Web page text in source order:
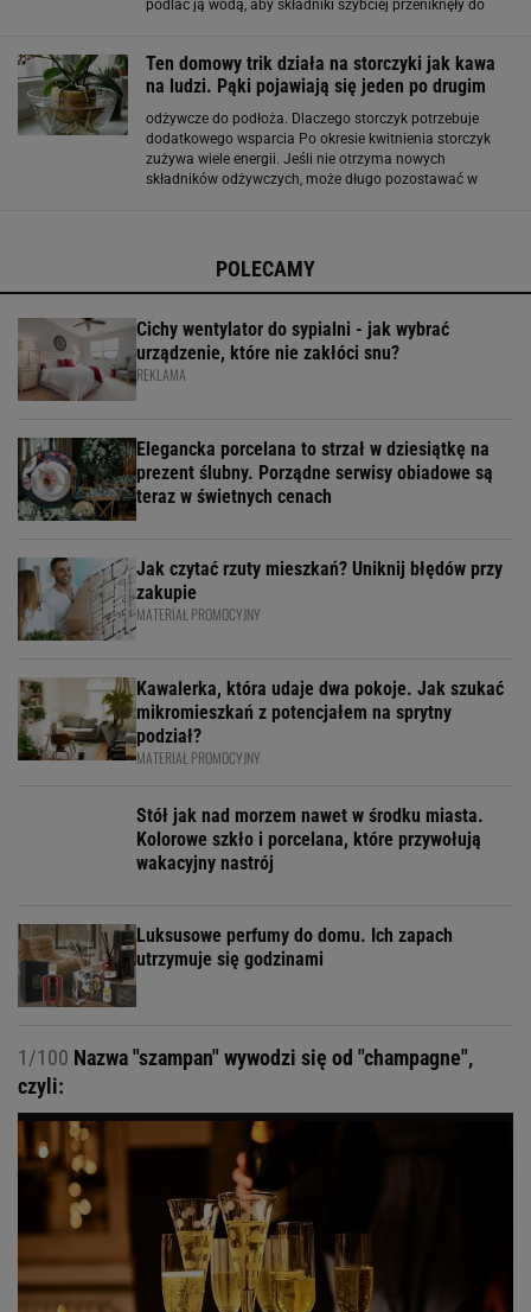
podlać ją wodą, aby składniki szybciej przeniknęły do
Ten domowy trik działa na storczyki jak kawa
na ludzi. Pąki pojawiają się jeden po drugim
odżywcze do podłoża. Dlaczego storczyk potrzebuje
dodatkowego wsparcia Po okresie kwitnienia storczyk
zużywa wiele energii. Jeśli nie otrzyma nowych
składników odżywczych, może długo pozostawać w
POLECAMY
Cichy wentylator do sypialni - jak wybrać
urządzenie, które nie zakłóci snu?
REKLAMA
Elegancka porcelana to strzał w dziesiątkę na
prezent ślubny. Porządne serwisy obiadowe są
teraz w świetnych cenach
Jak czytać rzuty mieszkań? Uniknij błędów przy
zakupie
MATERIAŁ PROMOCYJNY
Kawalerka, która udaje dwa pokoje. Jak szukać
mikromieszkań z potencjałem na sprytny
podział?
MATERIAŁ PROMOCYJNY
Stół jak nad morzem nawet w środku miasta.
Kolorowe szkło i porcelana, które przywołują
wakacyjny nastrój
Luksusowe perfumy do domu. Ich zapach
utrzymuje się godzinami
1/100 Nazwa "szampan" wywodzi się od "champagne",
czyli: